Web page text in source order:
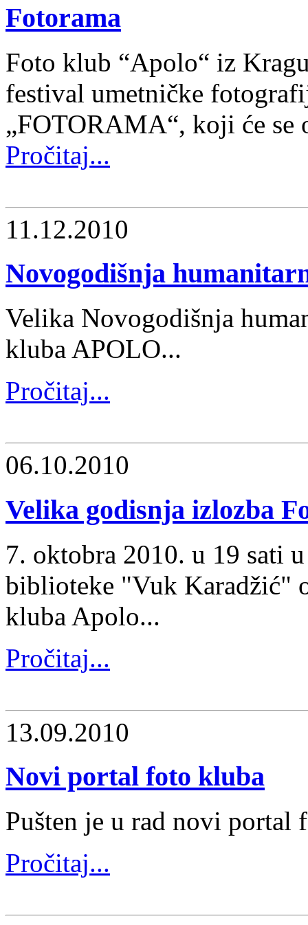
Fotorama
Foto klub “Apolo“ iz
festival umetničke
„FOTORAMA“, koji će se
Pročitaj...
11.12.2010
Novogodišnja
Velika Novogodišnja
kluba APOLO...
Pročitaj...
06.10.2010
Velika godisnja izlozba
7. oktobra 2010. u 19 sati
biblioteke "Vuk Karadžić"
kluba Apolo...
Pročitaj...
13.09.2010
Novi portal foto kluba
Pušten je u rad novi portal
Pročitaj...